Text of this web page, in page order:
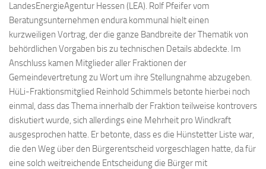
LandesEnergieAgentur Hessen (LEA). Rolf Pfeifer vom
Beratungsunternehmen endura kommunal hielt einen
kurzweiligen Vortrag, der die ganze Bandbreite der Thematik von
behördlichen Vorgaben bis zu technischen Details abdeckte. Im
Anschluss kamen Mitglieder aller Fraktionen der
Gemeindevertretung zu Wort um ihre Stellungnahme abzugeben.
HüLi-Fraktionsmitglied Reinhold Schimmels betonte hierbei noch
einmal, dass das Thema innerhalb der Fraktion teilweise kontrovers
diskutiert wurde, sich allerdings eine Mehrheit pro Windkraft
ausgesprochen hatte. Er betonte, dass es die Hünstetter Liste war,
die den Weg über den Bürgerentscheid vorgeschlagen hatte, da für
eine solch weitreichende Entscheidung die Bürger mit